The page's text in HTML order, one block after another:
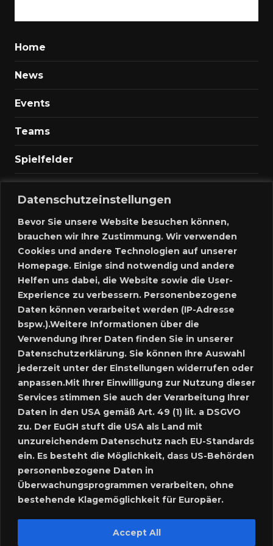
Datenschutzeinstellungen
Bevor Sie unsere Website besuchen können,
brauchen wir Ihre Zustimmung. Wir verwenden
Cookies und andere Technologien auf unserer
Homepage. Einige sind notwendig und andere
Helfen uns dabei, die Website sowie die User-
Experience zu verbessern. Personenbezogene
Daten können verarbeitet werden (IP-Adresse
bspw.).Weitere Informationen über die
Verwendung Ihrer Daten finden Sie in unserer
Datenschutzerklärung. Sie können Ihre Auswahl
jederzeit unter der Einstellungen widerrufen oder
anpassen.Mit Ihrer Einwilligung zur Nutzung dieser
Services stimmen Sie auch der Verarbeitung Ihrer
Daten in den USA gemäß Art. 49 (1) lit. a DSGVO
zu. Der EuGH stuft die USA als Land mit
unzureichendem Datenschutz nach EU-Standards
ein. Es besteht die Möglichkeit, dass US-Behörden
personenbezogene Daten in
Überwachungsprogrammen verarbeiten, ohne
bestehende Klagemöglichkeit für Europäer.
Accept All
Home
News
Events
Teams
Spielfelder
Kontakt
Anmelden
Meine Inserate
Neues Inserat schalten
Marktplatz – Registrierung
SUCHE
SPRACHE: